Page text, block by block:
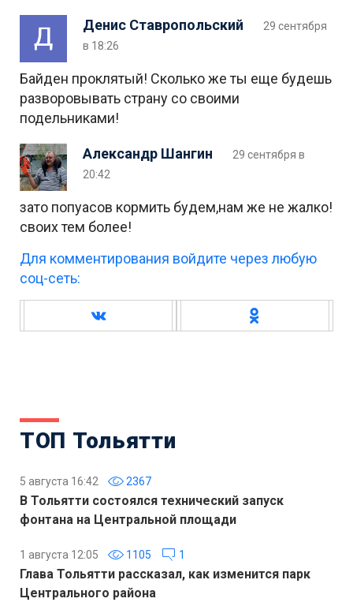
Денис Ставропольский
29 сентября
в 18:26
Байден проклятый! Сколько же ты еще будешь
разворовывать страну со своими
подельниками!
Александр Шангин
29 сентября в
20:42
зато попуасов кормить будем,нам же не жалко!
своих тем более!
Для комментирования войдите через любую
соц-сеть:
ТОП Тольятти
5 августа 16:42 2367
В Тольятти состоялся технический запуск
фонтана на Центральной площади
1 августа 12:05 1105 1
Глава Тольятти рассказал, как изменится парк
Центрального района